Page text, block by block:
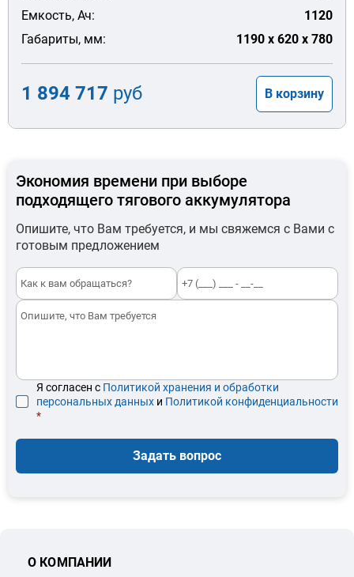
Емкость, Ач:
1120
Габариты, мм:
1190 x 620 x 780
1 894 717 руб В корзину
Экономия времени при выборе
подходящего тягового аккумулятора
Опишите, что Вам требуется, и мы свяжемся с Вами с
готовым предложением
Я согласен с Политикой хранения и обработки
персональных данных и Политикой конфиденциальности
*
Задать вопрос
О КОМПАНИИ